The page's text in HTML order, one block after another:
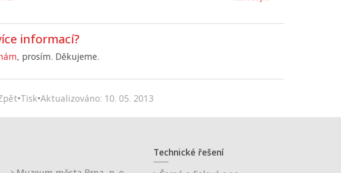
informací?
, prosím. Děkujeme.
•Tisk•Aktualizováno: 10. 05. 2013
Technické řešení